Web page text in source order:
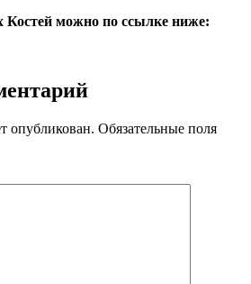
можно по ссылке ниже:
опубликован. Обязательные поля